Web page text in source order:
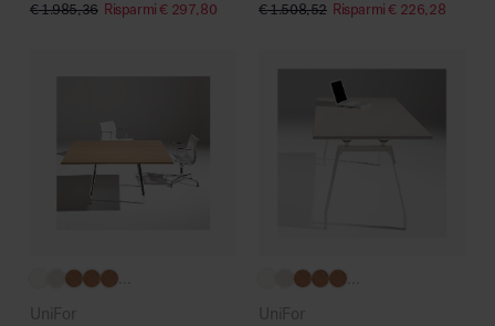
€1.985,36 Risparmi€297,80 €1.508,52 Risparmi€ 226,28
...
UniFor
UniFor